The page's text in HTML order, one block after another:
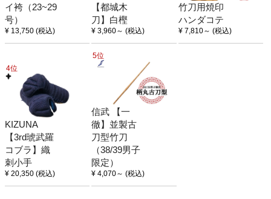
イ袴（23~29
号）
¥ 13,750 (税込)
【都城木
刀】白樫
¥ 3,960～ (税込)
竹刀用焼印
ハンダコテ
¥ 7,810～ (税込)
4位
KIZUNA
【3rd琥武羅
コブラ】織
刺小手
¥ 20,350 (税込)
5位
信武 【一
徹】並製古
刀型竹刀
（38/39男子
限定）
¥ 4,070～ (税込)